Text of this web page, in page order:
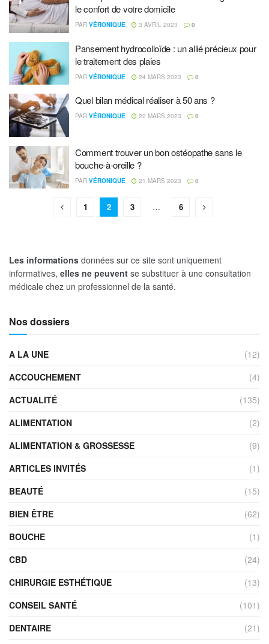
le confort de votre domicile
PAR VÉRONIQUE 3 AVRIL 2023 0
Pansement hydrocolloïde : un allié précieux pour
le traitement des plaies
PAR VÉRONIQUE 24 MARS 2023 0
Quel bilan médical réaliser à 50 ans ?
PAR VÉRONIQUE 22 MARS 2023 0
Comment trouver un bon ostéopathe sans le
bouche-à-oreille ?
PAR VÉRONIQUE 21 MARS 2023 0
1 2 3 … 6
Les informations données sur ce site sont uniquement
informatives, elles ne peuvent se substituer à une consultation
médicale chez un professionnel de la santé.
Nos dossiers
A LA UNE
(12)
ACCOUCHEMENT
(4)
ACTUALITÉ
(135)
ALIMENTATION
(2)
ALIMENTATION & GROSSESSE
(9)
ARTICLES INVITÉS
(1)
BEAUTÉ
(15)
BIEN ÊTRE
(62)
BOUCHE
(1)
CBD
(24)
CHIRURGIE ESTHÉTIQUE
(13)
CONSEIL SANTÉ
(101)
DENTAIRE
(21)